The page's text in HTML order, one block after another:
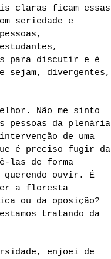
claras ficam essas
seriedade e
para discutir e é
sejam, divergentes,
Não me sinto
pessoas da plenária
de uma
é preciso fugir da
las de forma
querendo ouvir. É
a floresta
ou da oposição?
tratando da
enjoei de